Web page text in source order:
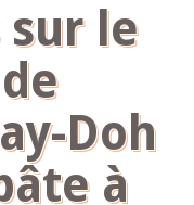
le
Doh
à